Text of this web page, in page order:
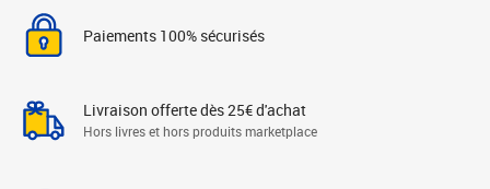
Paiements 100% sécurisés
Livraison offerte dès 25€ d'achat
Hors livres et hors produits marketplace